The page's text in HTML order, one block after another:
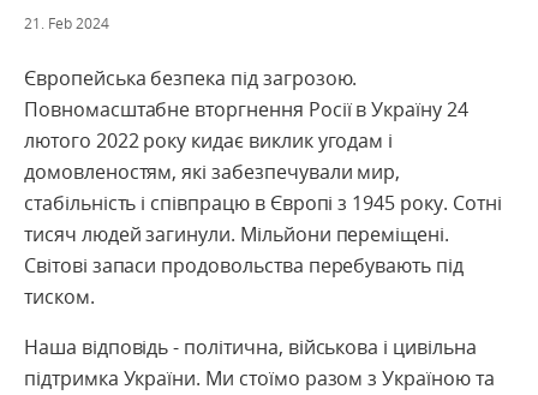
21. Feb 2024
Європейська безпека під загрозою.
Повномасштабне вторгнення Росії в Україну 24
лютого 2022 року кидає виклик угодам і
домовленостям, які забезпечували мир,
стабільність і співпрацю в Європі з 1945 року. Сотні
тисяч людей загинули. Мільйони переміщені.
Світові запаси продовольства перебувають під
тиском.
Наша відповідь - політична, військова і цивільна
підтримка України. Ми стоїмо разом з Україною та